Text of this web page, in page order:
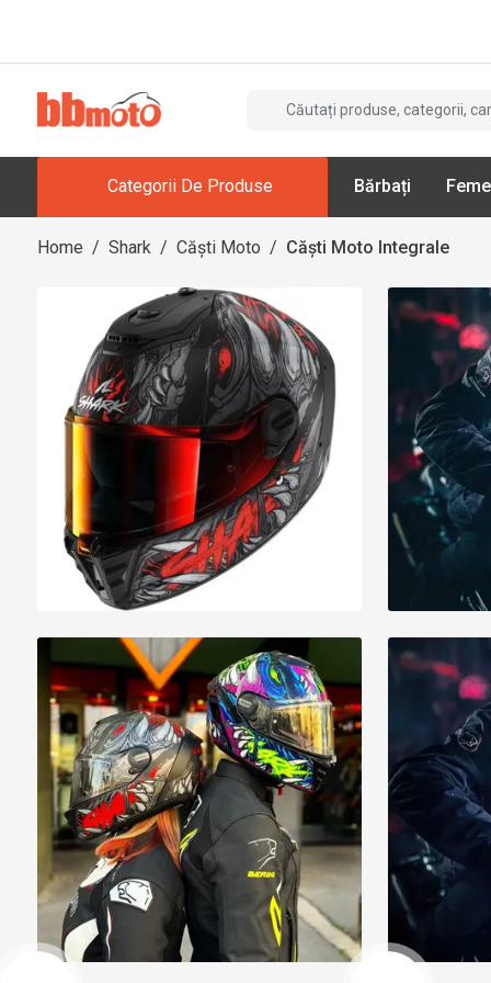
Categorii De Produse Bărbați
Home / Shark / Căști Moto / Căști Moto Integrale